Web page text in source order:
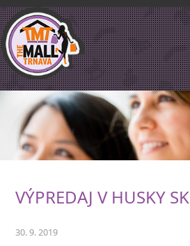
VÝPREDAJ V HUSKY SK
30. 9. 2019